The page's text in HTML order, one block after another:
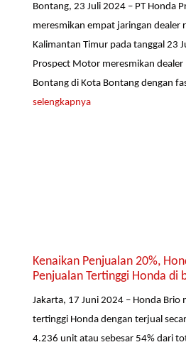
Bontang, 23 Juli 2024 – PT Honda
meresmikan empat jaringan dealer
Kalimantan Timur pada tanggal 23
Prospect Motor meresmikan
Bontang di Kota Bontang dengan
selengkapnya
Kenaikan Penjualan 20%,
Penjualan Tertinggi Honda di
Jakarta, 17 Juni 2024 – Honda Brio
tertinggi Honda dengan terjual
4.236 unit atau sebesar 54% dari